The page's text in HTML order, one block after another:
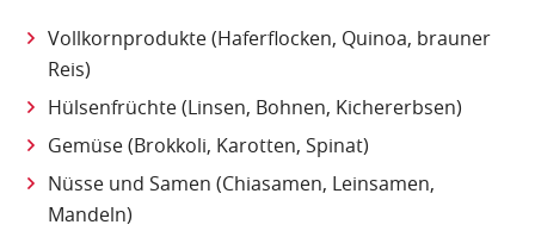
Vollkornprodukte (Haferflocken, Quinoa, brauner
Reis)
Hülsenfrüchte (Linsen, Bohnen, Kichererbsen)
Gemüse (Brokkoli, Karotten, Spinat)
Nüsse und Samen (Chiasamen, Leinsamen,
Mandeln)